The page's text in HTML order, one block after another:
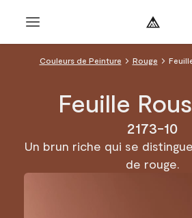
Couleurs de Peinture Rouge
Feuille
2173-10
Un brun riche qui se
de rouge.